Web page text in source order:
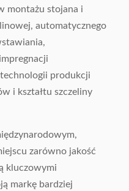
montażu stojana i
automatycznego
produkcji
i kształtu szczeliny
zarówno jakość
kluczowymi
markę bardziej